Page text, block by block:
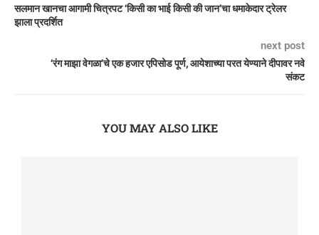
सलमान खानचा आगामी चित्रपट ‘किसी का भाई किसी की जान’चा धमाकेदार ट्रेलर
झाला प्रदर्शित
next post
‘रंग माझा वेगळा’चे एक हजार एपिसोड पूर्ण, आयेशाच्या परत येण्याने दीपावर नवे
संकट
YOU MAY ALSO LIKE